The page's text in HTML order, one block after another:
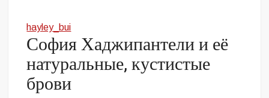
hayley_bui
София Хаджипантели и её
натуральные, кустистые
брови